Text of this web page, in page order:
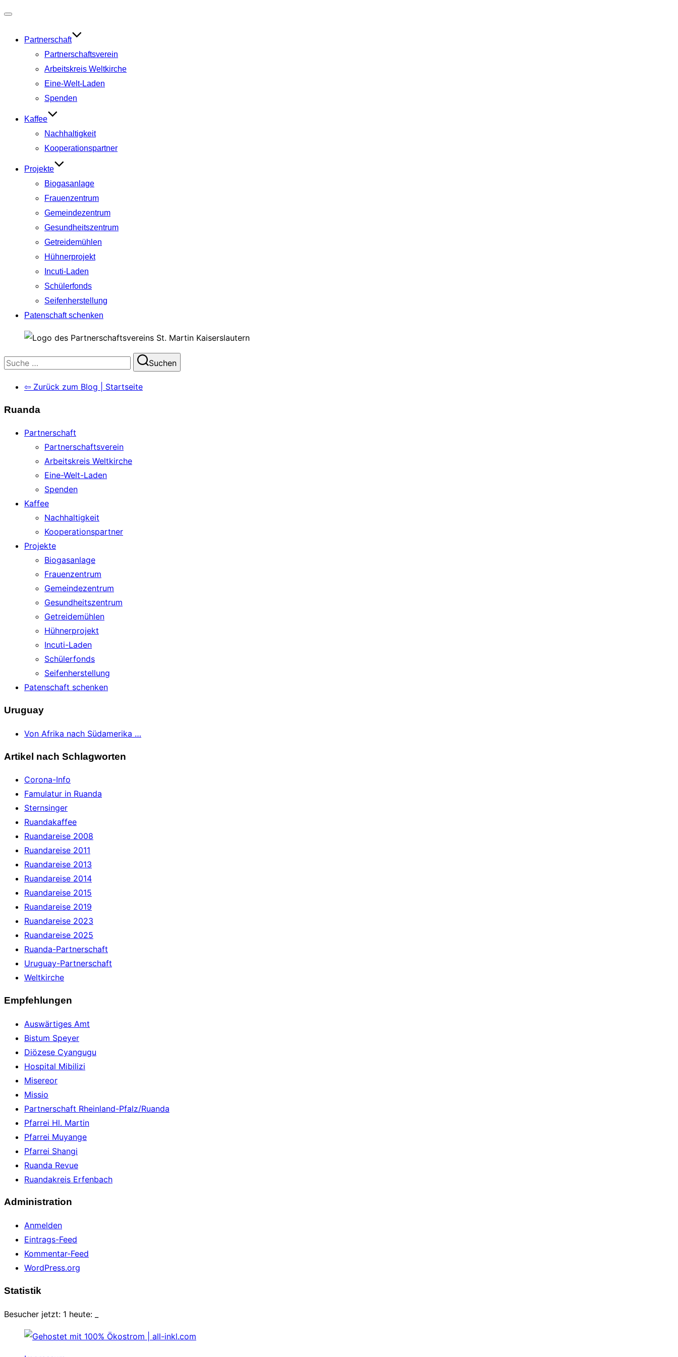
umschalten
Partnerschaft
Partnerschaftsverein
Arbeitskreis Weltkirche
Eine-Welt-Laden
Spenden
Kaffee
Nachhaltigkeit
Kooperationspartner
Projekte
Biogasanlage
Frauenzentrum
Gemeindezentrum
Gesundheitszentrum
Getreidemühlen
Hühnerprojekt
Incuti-Laden
Schülerfonds
Seifenherstellung
Patenschaft schenken
Suchen
Suchen
⇦ Zurück zum Blog | Startseite
Ruanda
Partnerschaft
Partnerschaftsverein
Arbeitskreis Weltkirche
Eine-Welt-Laden
Spenden
Kaffee
Nachhaltigkeit
Kooperationspartner
Projekte
Biogasanlage
Frauenzentrum
Gemeindezentrum
Gesundheitszentrum
Getreidemühlen
Hühnerprojekt
Incuti-Laden
Schülerfonds
Seifenherstellung
Patenschaft schenken
Uruguay
Von Afrika nach Südamerika …
Artikel nach Schlagworten
Corona-Info
Famulatur in Ruanda
Sternsinger
Ruandakaffee
Ruandareise 2008
Ruandareise 2011
Ruandareise 2013
Ruandareise 2014
Ruandareise 2015
Ruandareise 2019
Ruandareise 2023
Ruandareise 2025
Ruanda-Partnerschaft
Uruguay-Partnerschaft
Weltkirche
Empfehlungen
Auswärtiges Amt
Bistum Speyer
Diözese Cyangugu
Hospital Mibilizi
Misereor
Missio
Partnerschaft Rheinland-Pfalz/Ruanda
Pfarrei Hl. Martin
Pfarrei Muyange
Pfarrei Shangi
Ruanda Revue
Ruandakreis Erfenbach
Administration
Anmelden
Eintrags-Feed
Kommentar-Feed
WordPress.org
Statistik
Besucher jetzt: 1 heute: